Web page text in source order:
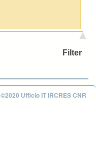
©2020 Ufficio IT IRCRES CNR